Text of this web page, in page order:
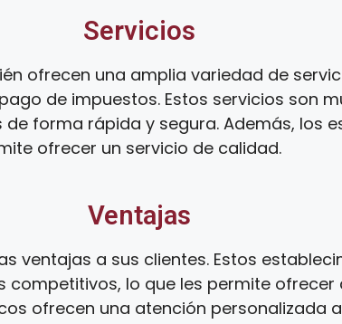
Servicios
ofrecen una amplia variedad de
de impuestos. Estos servicios son
forma rápida y segura. Además, los
ofrecer un servicio de calidad.
Ventajas
ventajas a sus clientes. Estos
lo que les permite ofrecer
ofrecen una atención personalizada